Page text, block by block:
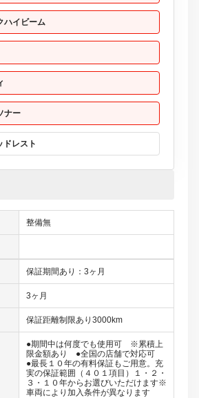
ハイビーム
ナー
ドレスト
整備無
保証期間あり：3ヶ月
3ヶ月
保証距離制限あり3000km
●期間中は何度でも使用可 ※累積上
限金額あり ●全国の店舗で対応可
●最長１０年の有料保証もご用意。充
実の保証範囲（４０１項目）１・２・
３・１０年からお選びいただけます※
車両により加入条件が異なります